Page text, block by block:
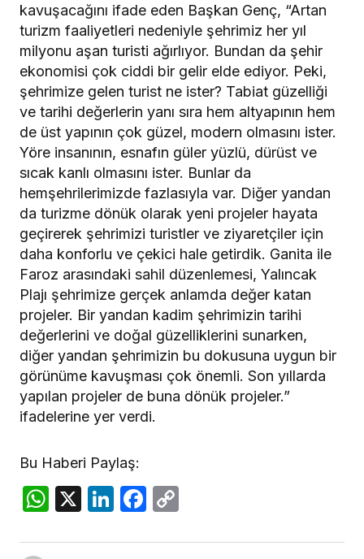
kavuşacağını ifade eden Başkan Genç, “Artan
turizm faaliyetleri nedeniyle şehrimiz her yıl
milyonu aşan turisti ağırlıyor. Bundan da şehir
ekonomisi çok ciddi bir gelir elde ediyor. Peki,
şehrimize gelen turist ne ister? Tabiat güzelliği
ve tarihi değerlerin yanı sıra hem altyapının hem
de üst yapının çok güzel, modern olmasını ister.
Yöre insanının, esnafın güler yüzlü, dürüst ve
sıcak kanlı olmasını ister. Bunlar da
hemşehrilerimizde fazlasıyla var. Diğer yandan
da turizme dönük olarak yeni projeler hayata
geçirerek şehrimizi turistler ve ziyaretçiler için
daha konforlu ve çekici hale getirdik. Ganita ile
Faroz arasındaki sahil düzenlemesi, Yalıncak
Plajı şehrimize gerçek anlamda değer katan
projeler. Bir yandan kadim şehrimizin tarihi
değerlerini ve doğal güzelliklerini sunarken,
diğer yandan şehrimizin bu dokusuna uygun bir
görünüme kavuşması çok önemli. Son yıllarda
yapılan projeler de buna dönük projeler.”
ifadelerine yer verdi.
Bu Haberi Paylaş:
WhatsApp
X LinkedIn
Facebook